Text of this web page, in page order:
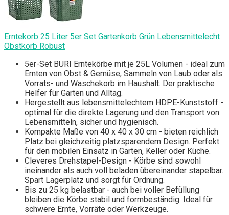
Erntekorb 25 Liter 5er Set Gartenkorb Grün Lebensmittelecht
Obstkorb Robust
5er-Set BURI Erntekörbe mit je 25L Volumen - ideal zum
Ernten von Obst & Gemüse, Sammeln von Laub oder als
Vorrats- und Wäschekorb im Haushalt. Der praktische
Helfer für Garten und Alltag.
Hergestellt aus lebensmittelechtem HDPE-Kunststoff -
optimal für die direkte Lagerung und den Transport von
Lebensmitteln, sicher und hygienisch.
Kompakte Maße von 40 x 40 x 30 cm - bieten reichlich
Platz bei gleichzeitig platzsparendem Design. Perfekt
für den mobilen Einsatz in Garten, Keller oder Küche.
Cleveres Drehstapel-Design - Körbe sind sowohl
ineinander als auch voll beladen übereinander stapelbar.
Spart Lagerplatz und sorgt für Ordnung.
Bis zu 25 kg belastbar - auch bei voller Befüllung
bleiben die Körbe stabil und formbeständig. Ideal für
schwere Ernte, Vorräte oder Werkzeuge.